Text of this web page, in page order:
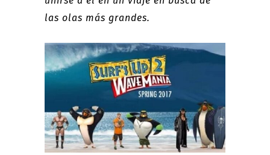
las olas más grandes.